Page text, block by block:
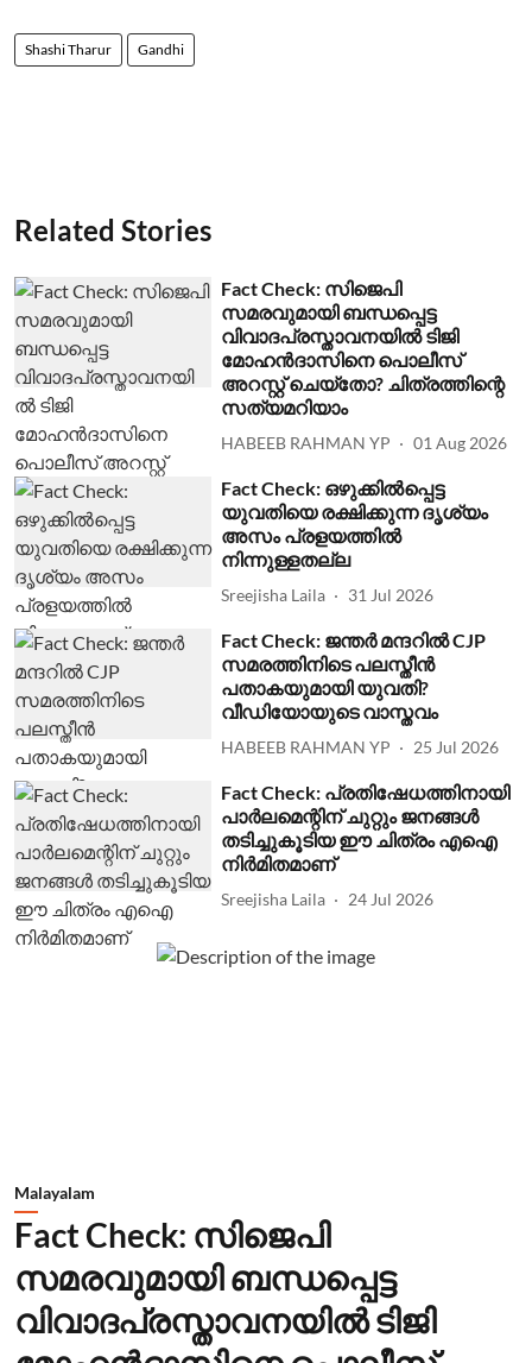
Shashi Tharur Gandhi
Related Stories
Fact Check: സിജെപി
സമരവുമായി ബന്ധപ്പെട്ട
വിവാദപ്രസ്താവനയില്‍ ടിജി
മോഹന്‍ദാസിനെ പൊലീസ്
അറസ്റ്റ് ചെയ്തോ? ചിത്രത്തിന്റെ
സത്യമറിയാം
HABEEB RAHMAN YP 01 Aug 2026
Fact Check: ഒഴുക്കില്‍പ്പെട്ട
യുവതിയെ രക്ഷിക്കുന്ന ദൃശ്യം
അസം പ്രളയത്തില്‍
നിന്നുള്ളതല്ല
Sreejisha Laila 31 Jul 2026
Fact Check: ജന്തര്‍ മന്ദറില്‍ CJP
സമരത്തിനിടെ പലസ്തീന്‍
പതാകയുമായി യുവതി?
വീഡിയോയുടെ വാസ്തവം
HABEEB RAHMAN YP 25 Jul 2026
Fact Check: പ്രതിഷേധത്തിനായി
പാര്‍ലമെന്റിന് ചുറ്റും ജനങ്ങള്‍
തടിച്ചുകൂടിയ ഈ ചിത്രം എഐ
നിര്‍മിതമാണ്
Sreejisha Laila 24 Jul 2026
Malayalam
Fact Check: സിജെപി
സമരവുമായി ബന്ധപ്പെട്ട
വിവാദപ്രസ്താവനയില്‍ ടിജി